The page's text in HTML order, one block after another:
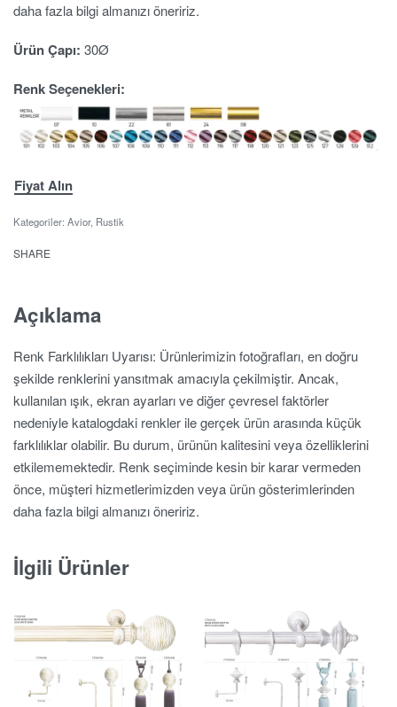
daha fazla bilgi almanızı öneririz.
Ürün Çapı: 30Ø
Renk Seçenekleri:
Fiyat Alın
Kategoriler: Avior, Rustik
SHARE
Açıklama
Renk Farklılıkları Uyarısı: Ürünlerimizin fotoğrafları, en doğru
şekilde renklerini yansıtmak amacıyla çekilmiştir. Ancak,
kullanılan ışık, ekran ayarları ve diğer çevresel faktörler
nedeniyle katalogdaki renkler ile gerçek ürün arasında küçük
farklılıklar olabilir. Bu durum, ürünün kalitesini veya özelliklerini
etkilememektedir. Renk seçiminde kesin bir karar vermeden
önce, müşteri hizmetlerimizden veya ürün gösterimlerinden
daha fazla bilgi almanızı öneririz.
İlgili Ürünler